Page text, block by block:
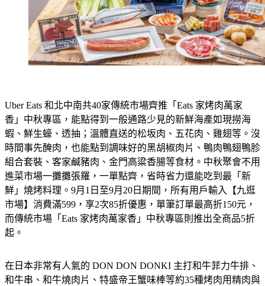
Uber Eats 和北中南共40家傳統市場齊推「Eats 家烤肉萬家
香」中秋專區，能點得到一般通路少見的新鮮海產如現撈海
蝦、鮮生蠔、透抽；溫體直送的松坂肉、五花肉、雞翅等。沒
時間事先醃肉，也能點到調味好的黑胡椒肉片、鴨肉鴨翅鴨胗
組合套裝、客家鹹豬肉、金門高粱香腸等食材。中秋聚會不用
進菜市場一攤攤張羅，一單點齊，省時省力還能吃到最「新
鮮」燒烤料理。9月1日至9月20日期間，所有用戶輸入【九逛
市場】消費滿599，享2次85折優惠，單筆訂單最高折150元，
而傳統市場「Eats 家烤肉萬家香」中秋專區則推出全商品5折
起。
在日本非常有人氣的 DON DON DONKI 主打和牛菲力牛排、
和牛串、和牛燒肉片、特盛帝王蟹味棒等約35種烤肉用精肉與